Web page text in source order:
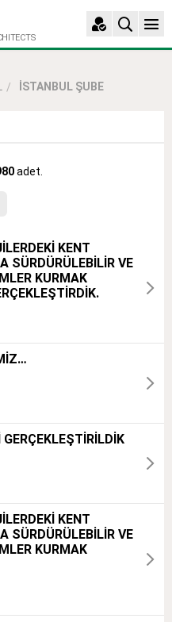
İSTANBUL ŞUBE
adet.
KENT
SÜRDÜRÜLEBİLİR VE
KURMAK
KENT
SÜRDÜRÜLEBİLİR VE
KURMAK